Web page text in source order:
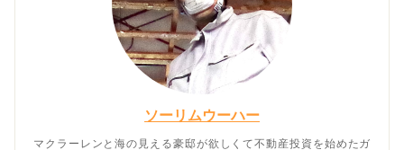
ソーリムウーハー
マクラーレンと海の見える豪邸が欲しくて不動産投資を始めたガ